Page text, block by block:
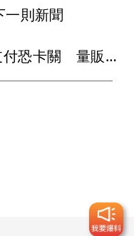
一則新聞
演習明起登場！超商電子支付恐卡關 量販超市將暫停營業